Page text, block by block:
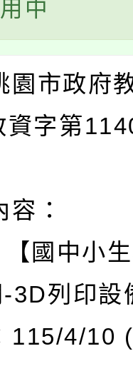
中
市政府
資字第
：
國中小生
3D列印設
4/10